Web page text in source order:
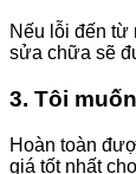
Nếu lỗi đến từ
sửa chữa sẽ
3. Tôi
Hoàn toàn
giá tốt nhất